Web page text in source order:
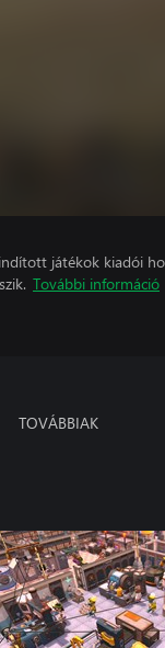
játékok kiadói
További információ
TOVÁBBIAK